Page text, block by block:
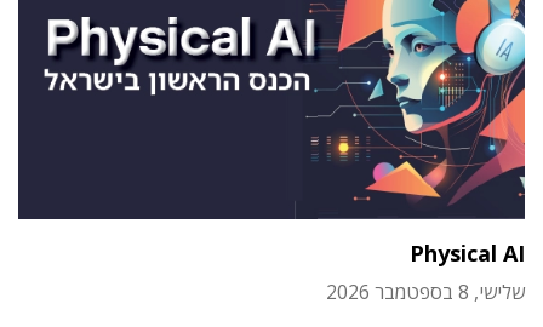
Physical AI
שלישי, 8 בספטמבר 2026